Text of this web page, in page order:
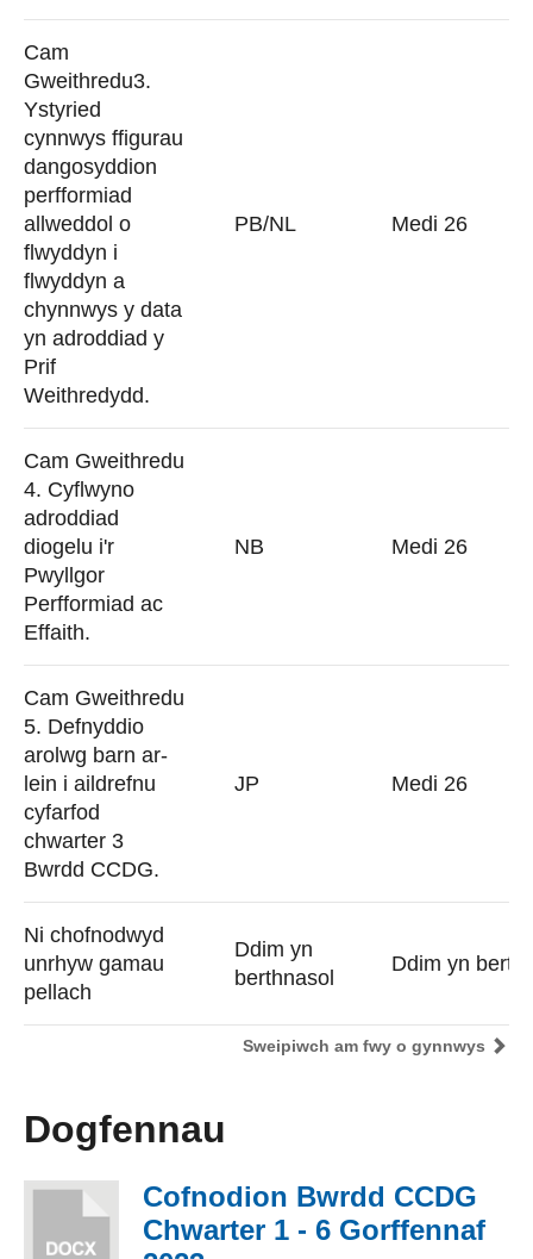
Cam
Gweithredu3.
Ystyried
cynnwys ffigurau
dangosyddion
perfformiad
allweddol o
flwyddyn i
flwyddyn a
chynnwys y data
yn adroddiad y
Prif
Weithredydd.
PB/NL Medi 26
Cam Gweithredu
4. Cyflwyno
adroddiad
diogelu i'r
Pwyllgor
Perfformiad ac
Effaith.
NB Medi 26
Cam Gweithredu
5. Defnyddio
arolwg barn ar-
lein i aildrefnu
cyfarfod
chwarter 3
Bwrdd CCDG.
JP Medi 26
Ni chofnodwyd
unrhyw gamau
pellach
Ddim yn
berthnasol
Ddim yn
Sweipiwch am fwy o gynnwys
Dogfennau
Cofnodion Bwrdd CCDG
Chwarter 1 - 6 Gorffennaf